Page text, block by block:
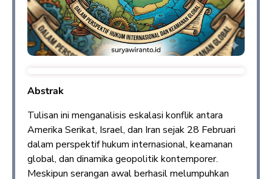
Abstrak
Tulisan ini menganalisis eskalasi konflik antara
Amerika Serikat, Israel, dan Iran sejak 28 Februari
dalam perspektif hukum internasional, keamanan
global, dan dinamika geopolitik kontemporer.
Meskipun serangan awal berhasil melumpuhkan